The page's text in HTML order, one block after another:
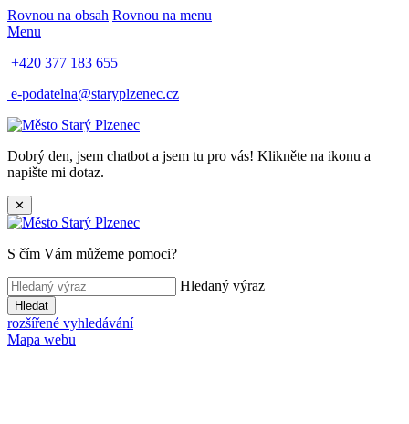
Rovnou na obsah Rovnou na menu
Menu
+420 377 183 655
e-podatelna@staryplzenec.cz
Dobrý den, jsem chatbot a jsem tu pro vás! Klikněte na ikonu a
napište mi dotaz.
✕
S čím Vám můžeme pomoci?
Hledaný výraz
Hledat
rozšířené vyhledávání
Mapa webu